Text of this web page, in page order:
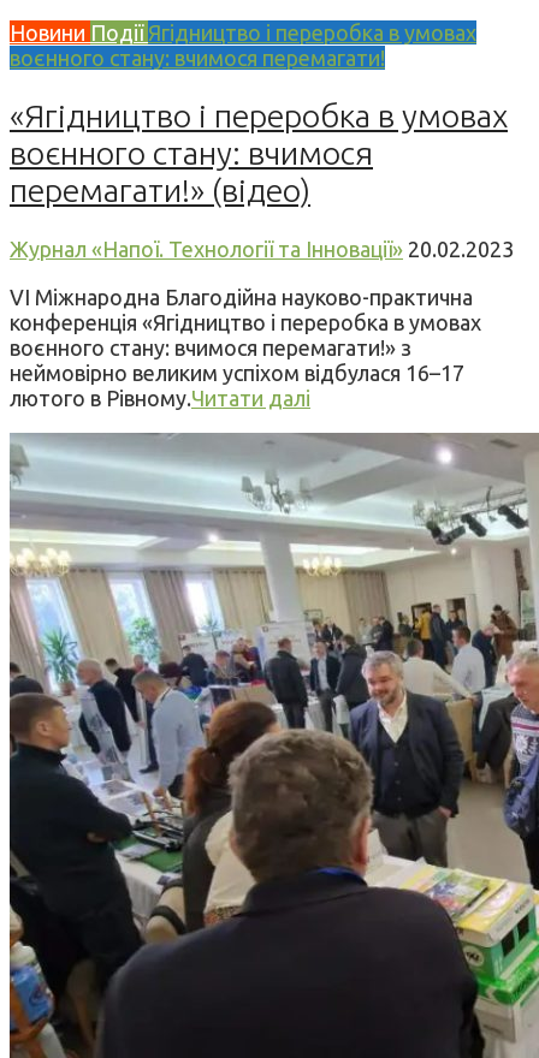
Новини Події Ягідництво і переробка в умовах
воєнного стану: вчимося перемагати!
«Ягідництво і переробка в умовах
воєнного стану: вчимося
перемагати!» (відео)
Журнал «Напої. Технології та Інновації» 20.02.2023
VI Міжнародна Благодійна науково-практична
конференція «Ягідництво і переробка в умовах
воєнного стану: вчимося перемагати!» з
неймовірно великим успіхом відбулася 16–17
лютого в Рівному.Читати далі